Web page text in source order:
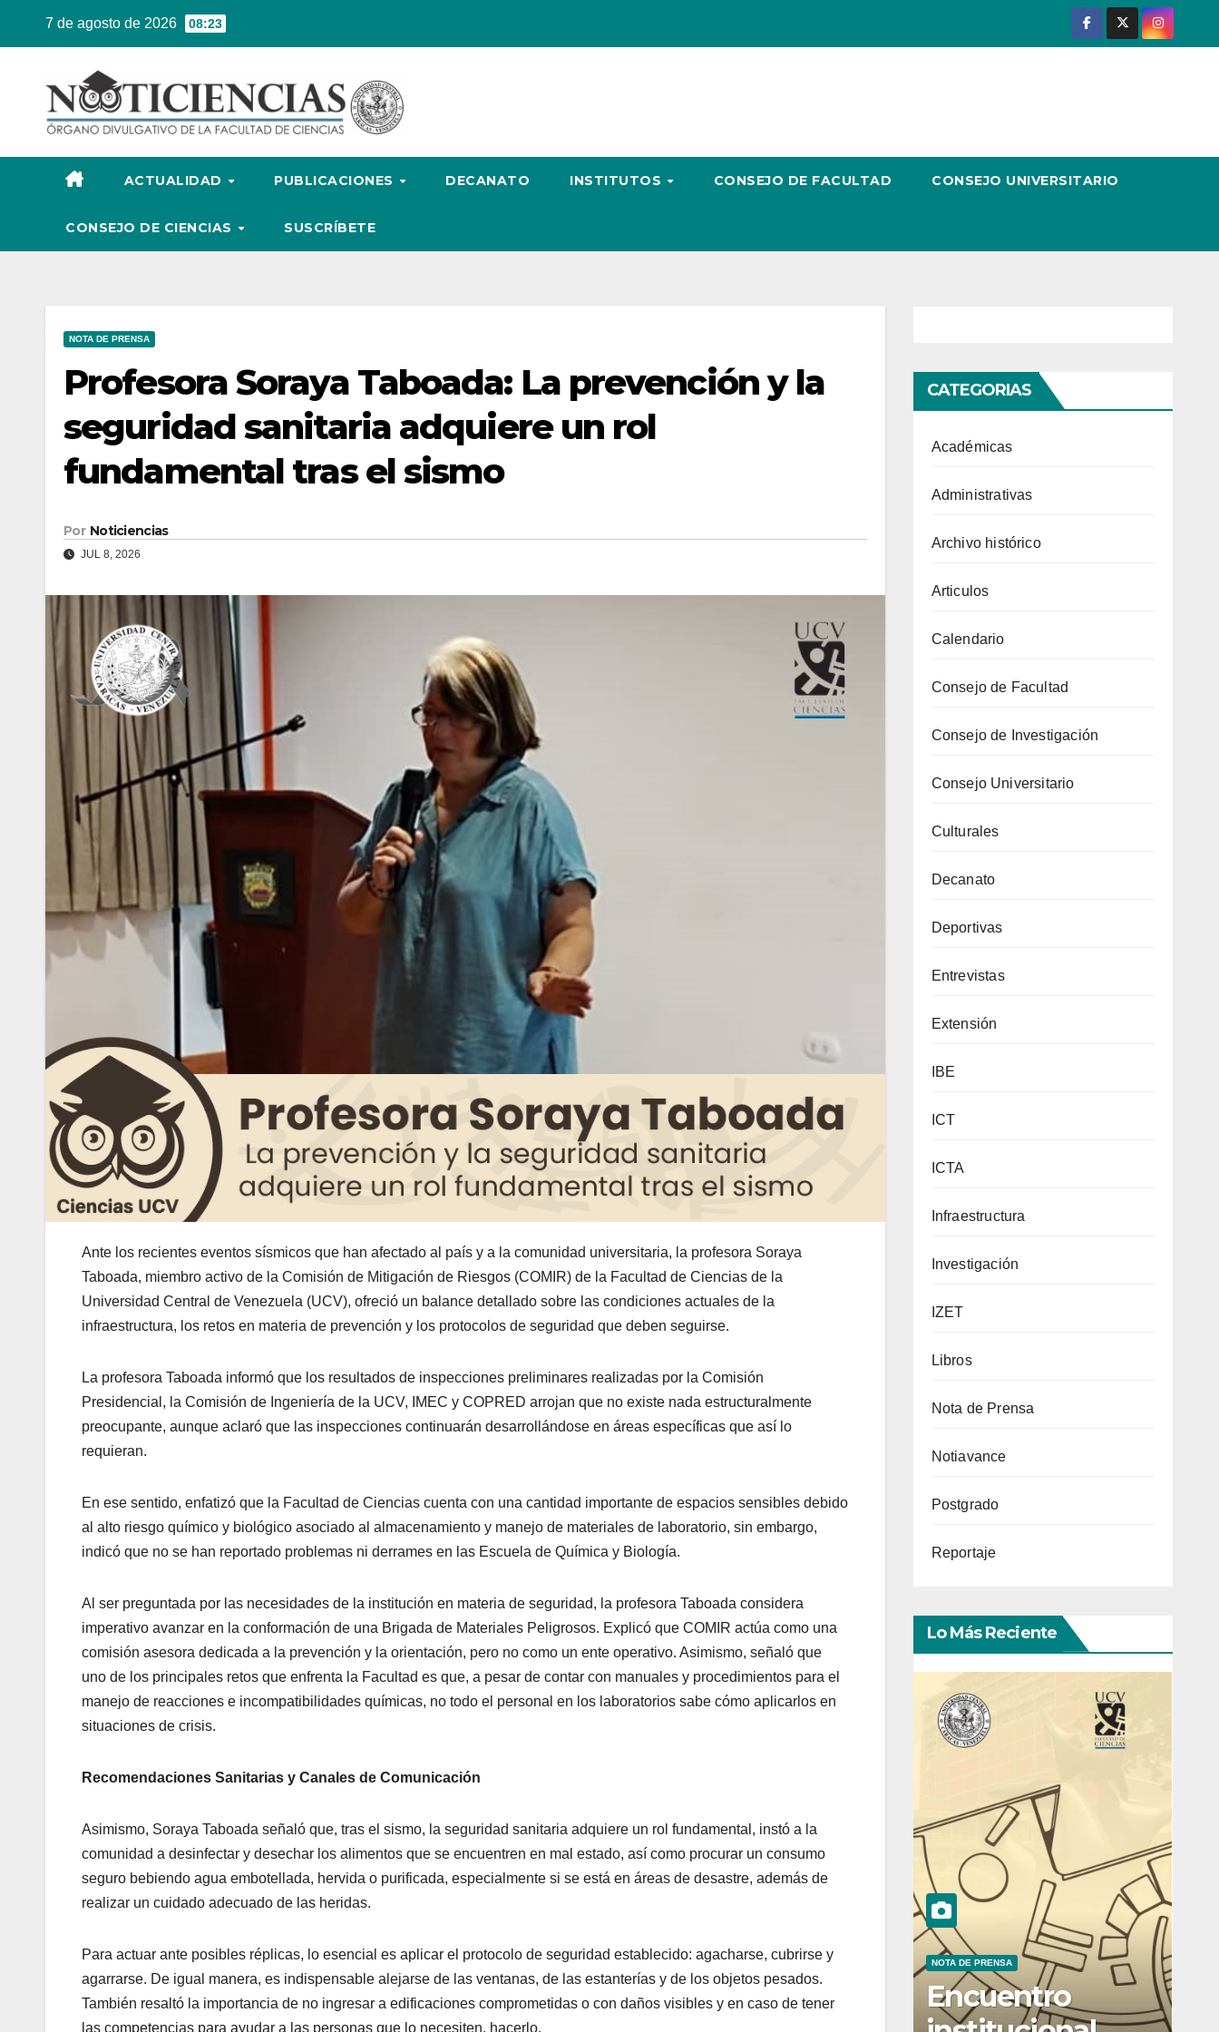
7 de agosto de 2026 08:23
ACTUALIDAD PUBLICACIONES DECANATO INSTITUTOS CONSEJO DE FACULTAD CONSEJO UNIVERSITARIO
CONSEJO DE CIENCIAS SUSCRÍBETE
NOTA DE PRENSA
Profesora Soraya Taboada: La prevención y la
seguridad sanitaria adquiere un rol
fundamental tras el sismo
Por Noticiencias
JUL 8, 2026
Ante los recientes eventos sísmicos que han afectado al país y a la comunidad universitaria, la profesora Soraya
Taboada, miembro activo de la Comisión de Mitigación de Riesgos (COMIR) de la Facultad de Ciencias de la
Universidad Central de Venezuela (UCV), ofreció un balance detallado sobre las condiciones actuales de la
infraestructura, los retos en materia de prevención y los protocolos de seguridad que deben seguirse.
La profesora Taboada informó que los resultados de inspecciones preliminares realizadas por la Comisión
Presidencial, la Comisión de Ingeniería de la UCV, IMEC y COPRED arrojan que no existe nada estructuralmente
preocupante, aunque aclaró que las inspecciones continuarán desarrollándose en áreas específicas que así lo
requieran.
En ese sentido, enfatizó que la Facultad de Ciencias cuenta con una cantidad importante de espacios sensibles debido
al alto riesgo químico y biológico asociado al almacenamiento y manejo de materiales de laboratorio, sin embargo,
indicó que no se han reportado problemas ni derrames en las Escuela de Química y Biología.
Al ser preguntada por las necesidades de la institución en materia de seguridad, la profesora Taboada considera
imperativo avanzar en la conformación de una Brigada de Materiales Peligrosos. Explicó que COMIR actúa como una
comisión asesora dedicada a la prevención y la orientación, pero no como un ente operativo. Asimismo, señaló que
uno de los principales retos que enfrenta la Facultad es que, a pesar de contar con manuales y procedimientos para el
manejo de reacciones e incompatibilidades químicas, no todo el personal en los laboratorios sabe cómo aplicarlos en
situaciones de crisis.
Recomendaciones Sanitarias y Canales de Comunicación
Asimismo, Soraya Taboada señaló que, tras el sismo, la seguridad sanitaria adquiere un rol fundamental, instó a la
comunidad a desinfectar y desechar los alimentos que se encuentren en mal estado, así como procurar un consumo
seguro bebiendo agua embotellada, hervida o purificada, especialmente si se está en áreas de desastre, además de
realizar un cuidado adecuado de las heridas.
Para actuar ante posibles réplicas, lo esencial es aplicar el protocolo de seguridad establecido: agacharse, cubrirse y
agarrarse. De igual manera, es indispensable alejarse de las ventanas, de las estanterías y de los objetos pesados.
También resaltó la importancia de no ingresar a edificaciones comprometidas o con daños visibles y en caso de tener
las competencias para ayudar a las personas que lo necesiten, hacerlo.
CATEGORIAS
Académicas
Administrativas
Archivo histórico
Articulos
Calendario
Consejo de Facultad
Consejo de Investigación
Consejo Universitario
Culturales
Decanato
Deportivas
Entrevistas
Extensión
IBE
ICT
ICTA
Infraestructura
Investigación
IZET
Libros
Nota de Prensa
Notiavance
Postgrado
Reportaje
Lo Más Reciente
NOTA DE PRENSA
Encuentro